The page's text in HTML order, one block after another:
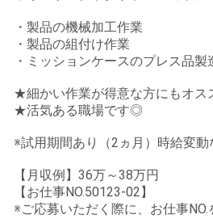
・製品の機械加工作業
・製品の組付け作業
・ミッションケースのプレス品製
★細かい作業が得意な方にもオス
★活気ある職場です◎
※試用期間あり（2ヵ月）時給変動
【月収例】36万～38万円
【お仕事NO.50123-02】
※ご応募いただく際に、お仕事NO.